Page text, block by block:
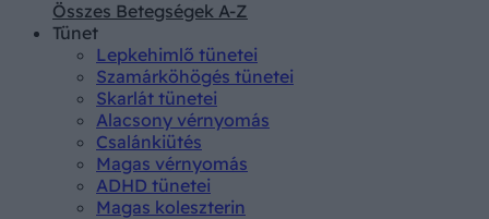
Összes Betegségek A-Z
Tünet
Lepkehimlő tünetei
Szamárköhögés tünetei
Skarlát tünetei
Alacsony vérnyomás
Csalánkiütés
Magas vérnyomás
ADHD tünetei
Magas koleszterin